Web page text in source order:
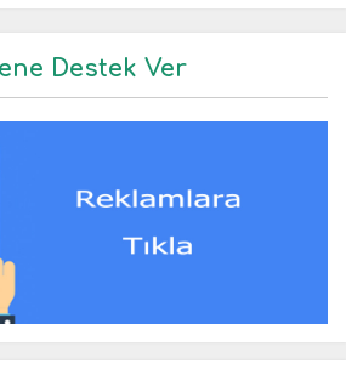
Destek Ver